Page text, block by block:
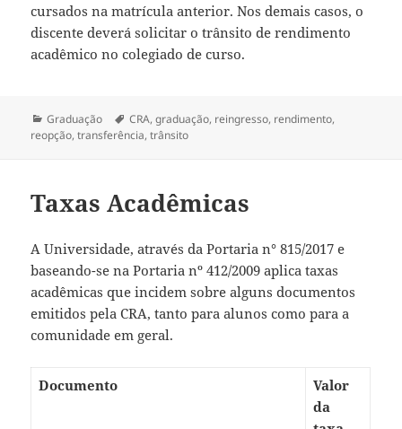
cursados na matrícula anterior. Nos demais casos, o
discente deverá solicitar o trânsito de rendimento
acadêmico no colegiado de curso.
Categorias
Graduação Tags
CRA,graduação, reingresso, rendimento,
reopção,transferência,trânsito
Taxas Acadêmicas
A Universidade, através da Portaria n° 815/2017 e
baseando-se na Portaria nº 412/2009 aplica taxas
acadêmicas que incidem sobre alguns documentos
emitidos pela CRA, tanto para alunos como para a
comunidade em geral.
Documento
Valor
da